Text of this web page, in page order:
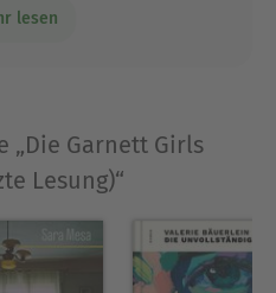
könnte.
lesen
„Die Garnett Girls
Lesung)“